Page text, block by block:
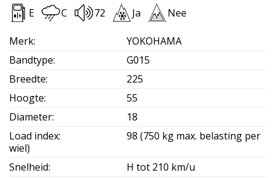
E C 72 Ja Nee
Merk:
YOKOHAMA
Bandtype:
G015
Breedte:
225
Hoogte:
55
Diameter:
18
Load index:
98 (750 kg max. belasting per
wiel)
Snelheid:
H tot 210 km/u